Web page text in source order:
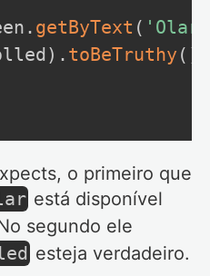
. getByText ( 'Olar'
) . toBeTruthy ( )
o primeiro que
está disponível
segundo ele
esteja verdadeiro.